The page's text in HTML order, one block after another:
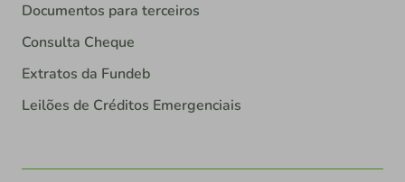
Documentos para terceiros
Consulta Cheque
Extratos da Fundeb
Leilões de Créditos Emergenciais